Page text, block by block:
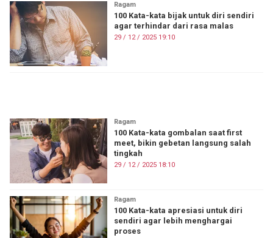
Ragam
100 Kata-kata bijak untuk diri sendiri
agar terhindar dari rasa malas
29 / 12 / 2025 19:10
Ragam
100 Kata-kata gombalan saat first
meet, bikin gebetan langsung salah
tingkah
29 / 12 / 2025 18:10
Ragam
100 Kata-kata apresiasi untuk diri
sendiri agar lebih menghargai
proses